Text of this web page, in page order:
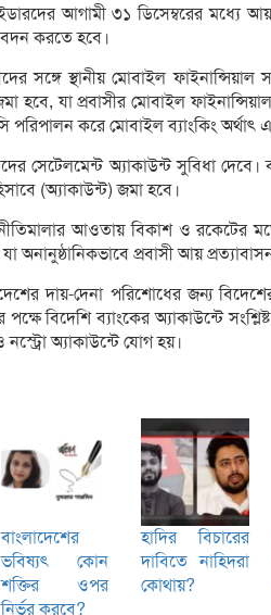
আগামী ৩১ ডিসেম্বরের মধ্যে আয়
করতে হবে।
সঙ্গে স্থানীয় মোবাইল ফাইনান্সিয়াল
হবে, যা প্রবাসীর মোবাইল
পরিপালন করে মোবাইল ব্যাংকিং
সেটেলমেন্ট অ্যাকাউন্ট সুবিধা দেবে।
(অ্যাকাউন্ট) জমা হবে।
আওতায় বিকাশ ও রকেটের
অনানুষ্ঠানিকভাবে প্রবাসী আয়
দায়-দেনা পরিশোধের জন্য
পক্ষে বিদেশি ব্যাংকের অ্যাকাউন্টে
অ্যাকাউন্টে যোগ হয়।
বাংলাদেশের
ভবিষ্যৎ কোন
শক্তির ওপর
নির্ভর করবে?
হাদির বিচারের
দাবিতে নাহিদরা
কোথায়?